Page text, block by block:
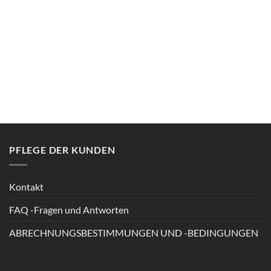
PFLEGE DER KUNDEN
Kontakt
FAQ -Fragen und Antworten
ABRECHNUNGSBESTIMMUNGEN UND -BEDINGUNGEN